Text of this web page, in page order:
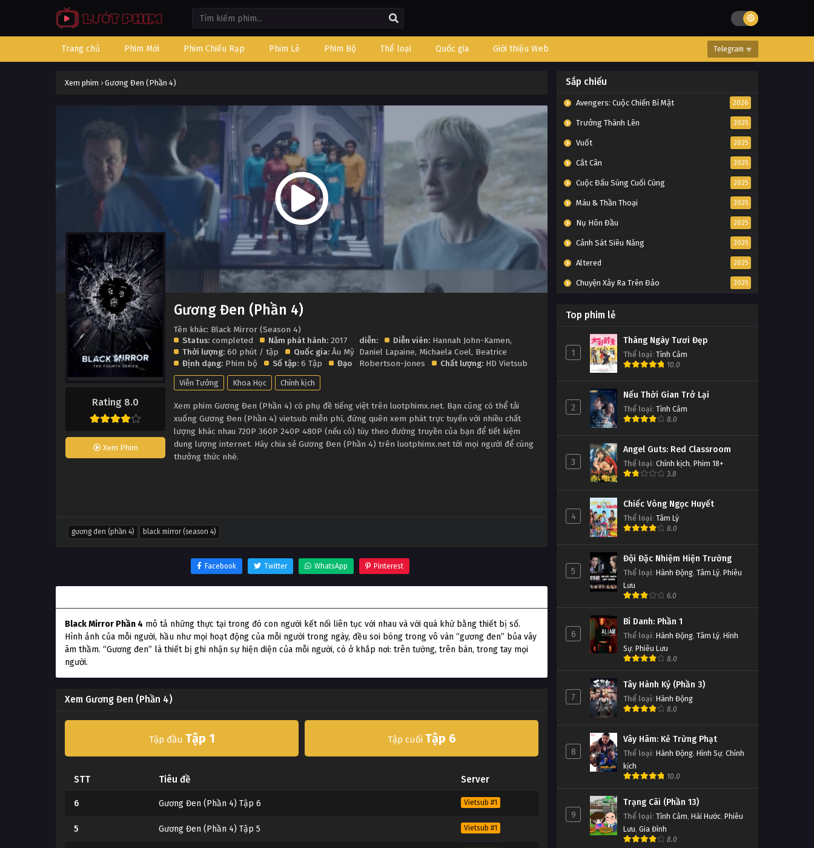
Trang chủ Phim Mới Phim Chiếu Rạp Phim Lẻ Phim Bộ Thể loại Quốc gia Giới thiệu Web Telegram ☣
Xem phim › Gương Đen (Phần 4)
Rating 8.0
Xem Phim
Gương Đen (Phần 4)
Tên khác: Black Mirror (Season 4)
Status: completed Năm phát hành: 2017
Thời lượng: 60 phút / tập Quốc gia: Âu Mỹ
Định dạng: Phim bộ Số tập: 6 Tập Đạo
diễn: Diễn viên: Hannah John-Kamen,
Daniel Lapaine, Michaela Coel, Beatrice
Robertson-Jones
Chất lượng: HD Vietsub
Viễn Tưởng Khoa Học Chính kịch
Xem phim Gương Đen (Phần 4) có phụ đề tiếng việt trên luotphimx.net. Bạn cũng có thể tải
xuống Gương Đen (Phần 4) vietsub miễn phí, đừng quên xem phát trực tuyến với nhiều chất
lượng khác nhau 720P 360P 240P 480P (nếu có) tùy theo đường truyền của bạn để tiết kiệm
dung lượng internet. Hãy chia sẻ Gương Đen (Phần 4) trên luotphimx.net tới mọi người để cùng
thưởng thức nhé.
gương đen (phần 4) black mirror (season 4)
Facebook Twitter WhatsApp Pinterest
Black Mirror Phần 4 mô tả những thực tại trong đó con người kết nối liên tục với nhau và với quá khứ bằng thiết bị số.
Hình ảnh của mỗi người, hầu như mọi hoạt động của mỗi người trong ngày, đều soi bóng trong vô vàn “gương đen” bủa vây
âm thầm. “Gương đen” là thiết bị ghi nhận sự hiện diện của mỗi người, có ở khắp nơi: trên tường, trên bàn, trong tay mọi
người.
Xem Gương Đen (Phần 4)
Tập đầu Tập 1 Tập cuối Tập 6
STT Tiêu đề Server
6 Gương Đen (Phần 4) Tập 6 Vietsub #1
5 Gương Đen (Phần 4) Tập 5 Vietsub #1
Sắp chiếu
Avengers: Cuộc Chiến Bí Mật 2026
Trưởng Thành Lên 2025
Vuốt 2025
Cắt Cân 2025
Cuộc Đấu Súng Cuối Cùng 2025
Máu & Thần Thoại 2025
Nụ Hôn Đầu 2025
Cảnh Sát Siêu Năng 2025
Altered 2025
Chuyện Xảy Ra Trên Đảo 2025
Top phim lẻ
1
Tháng Ngày Tươi Đẹp
Thể loại: Tình Cảm
10.0
2
Nếu Thời Gian Trở Lại
Thể loại: Tình Cảm
8.0
3
Angel Guts: Red Classroom
Thể loại: Chính kịch, Phim 18+
3.8
4
Chiếc Vòng Ngọc Huyết
Thể loại: Tâm Lý
8.0
5
Đội Đặc Nhiệm Hiện Trường
Thể loại: Hành Động, Tâm Lý, Phiêu
Lưu
6.0
6
Bí Danh: Phần 1
Thể loại: Hành Động, Tâm Lý, Hình
Sự, Phiêu Lưu
8.0
7
Tây Hành Kỷ (Phần 3)
Thể loại: Hành Động
8.0
8
Vây Hãm: Kẻ Trừng Phạt
Thể loại: Hành Động, Hình Sự, Chính
kịch
10.0
9
Trạng Cãi (Phần 13)
Thể loại: Tình Cảm, Hài Hước, Phiêu
Lưu, Gia Đình
8.0